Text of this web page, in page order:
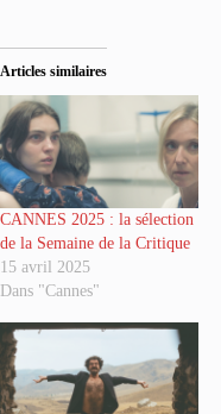
Articles similaires
CANNES 2025 : la sélection
de la Semaine de la Critique
15 avril 2025
Dans "Cannes"